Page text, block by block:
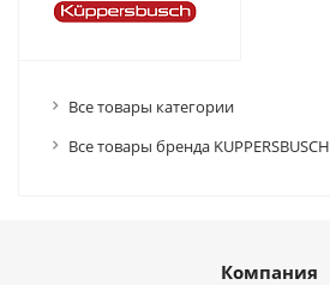
Все товары категории
Все товары бренда KUPPERSBUSCH
Компания